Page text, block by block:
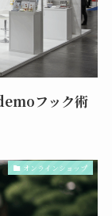
フック術
オンラインショップ